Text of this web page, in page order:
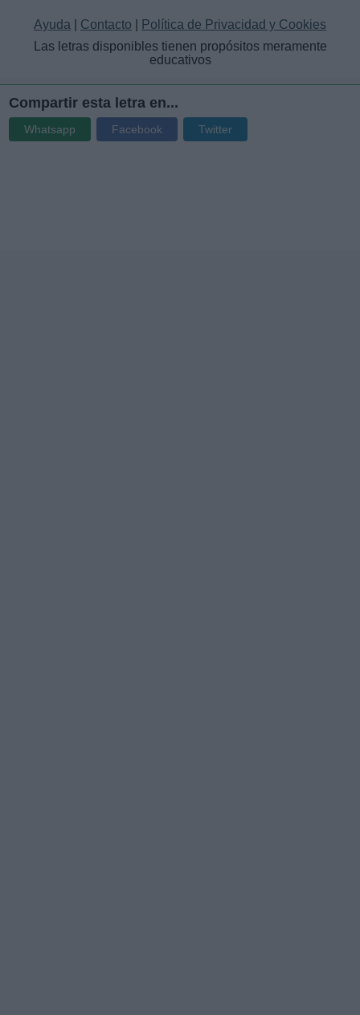
Ayuda Contacto
Política de Privacidad y Cookies
Las letras disponibles tienen propósitos meramente
educativos
Compartir esta letra en...
Whatsapp Facebook Twitter